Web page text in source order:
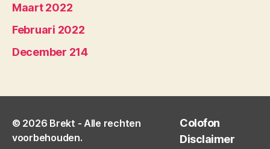
Maart 2022
Februari 2022
December 214
© 2026 Brekt - Alle rechten
voorbehouden.
Colofon
Disclaimer